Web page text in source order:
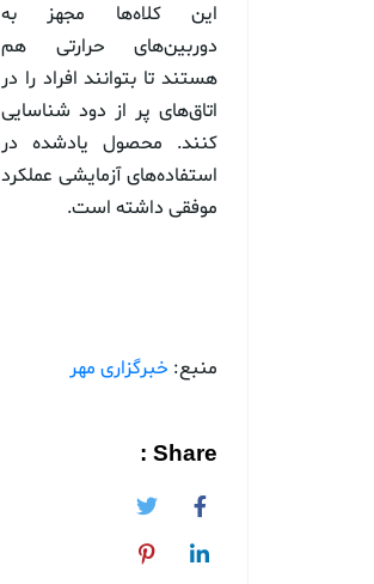
این کلاه‌ها مجهز به
دوربین‌های حرارتی هم
هستند تا بتوانند افراد را در
اتاق‌های پر از دود شناسایی
کنند. محصول یادشده در
استفاده‌های آزمایشی عملکرد
موفقی داشته است.
منبع: خبرگزاری مهر
Share :